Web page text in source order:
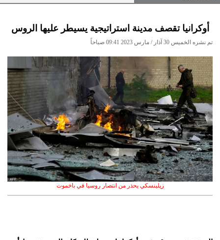
أوكرانيا تقصف مدينة استراتيجية يسيطر عليها الروس
تم نشره الخميس 30 آذار / مارس 2023 09:41 صباحاً
زيلينسكي يحذر من انتصار روسيا في باخموت